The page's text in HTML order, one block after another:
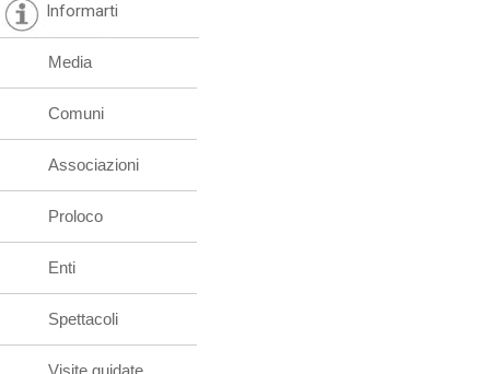
Informarti
Media
Comuni
Associazioni
Proloco
Enti
Spettacoli
Visite guidate